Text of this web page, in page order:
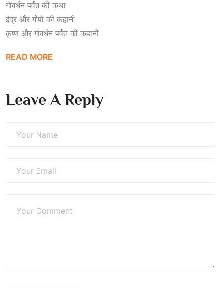
गोवर्धन पर्वत की कथा
इंद्र और गोपों की कहानी
कृष्ण और गोवर्धन पर्वत की कहानी
READ MORE
Leave A Reply